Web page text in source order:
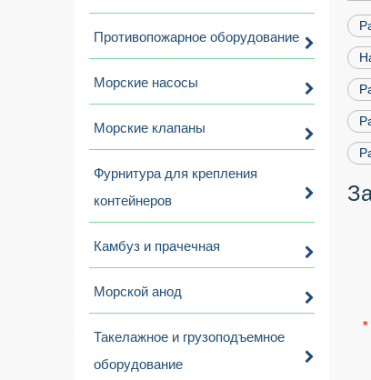
Противопожарное оборудование
Морские насосы
Морские клапаны
Фурнитура для крепления
контейнеров
Камбуз и прачечная
Морской анод
Такелажное и грузоподъемное
оборудование
*